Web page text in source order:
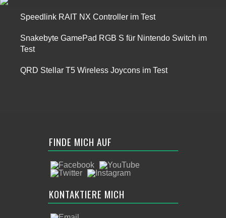
Speedlink RAIT NX Controller im Test
Snakebyte GamePad RGB S für Nintendo Switch im
Test
QRD Stellar T5 Wireless Joycons im Test
FINDE MICH AUF
KONTAKTIERE MICH